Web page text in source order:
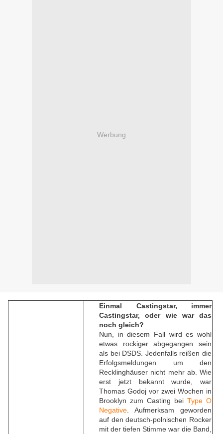
Werbung
Einmal Castingstar, immer
Castingstar, oder wie war das
noch gleich?
Nun, in diesem Fall wird es wohl
etwas rockiger abgegangen sein
als bei DSDS. Jedenfalls reißen die
Erfolgsmeldungen um den
Recklinghäuser nicht mehr ab. Wie
erst jetzt bekannt wurde, war
Thomas Godoj vor zwei Wochen in
Brooklyn zum Casting bei Type O
Negative . Aufmerksam geworden
auf den deutsch-polnischen Rocker
mit der tiefen Stimme war die Band,